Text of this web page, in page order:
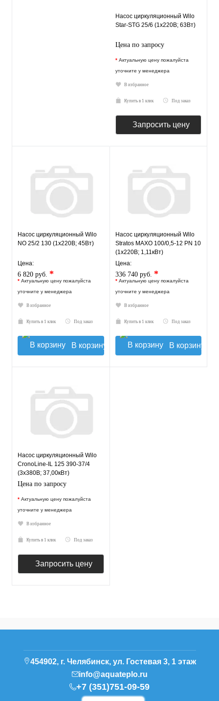
Насос циркуляционный Wilo
Star-STG 25/6 (1х220В; 63Вт)
Цена по запросу
* Актуальную цену пожалуйста
уточните у менеджера
В избранное
Купить в 1 клик Под заказ
Запросить цену
Насос циркуляционный Wilo
NO 25/2 130 (1х220В; 45Вт)
Цена:
6 820 руб. *
* Актуальную цену пожалуйста
уточните у менеджера
В избранное
Купить в 1 клик Под заказ
В корзину
Насос циркуляционный Wilo
Stratos MAXO 100/0,5-12 PN 10
(1х220В; 1,11кВт)
Цена:
336 740 руб. *
* Актуальную цену пожалуйста
уточните у менеджера
В избранное
Купить в 1 клик Под заказ
В корзину
Насос циркуляционный Wilo
CronoLine-IL 125 390-37/4
(3х380В; 37,00кВт)
Цена по запросу
* Актуальную цену пожалуйста
уточните у менеджера
В избранное
Купить в 1 клик Под заказ
Запросить цену
454902, г. Челябинск, ул. Гостевая 3, 1 этаж
info@aquateplo.ru
+7 (351)751-09-59